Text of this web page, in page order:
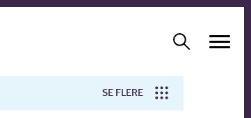
SE FLERE